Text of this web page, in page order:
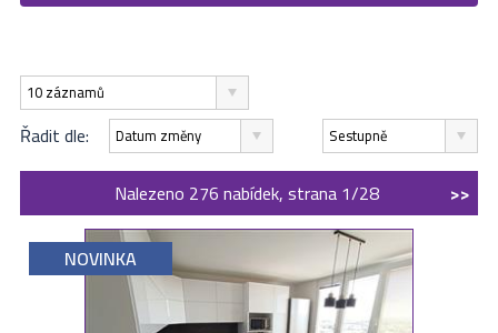
10 záznamů
Řadit dle: Datum změny Sestupně
Nalezeno 276 nabídek, strana 1/28
>>
NOVINKA